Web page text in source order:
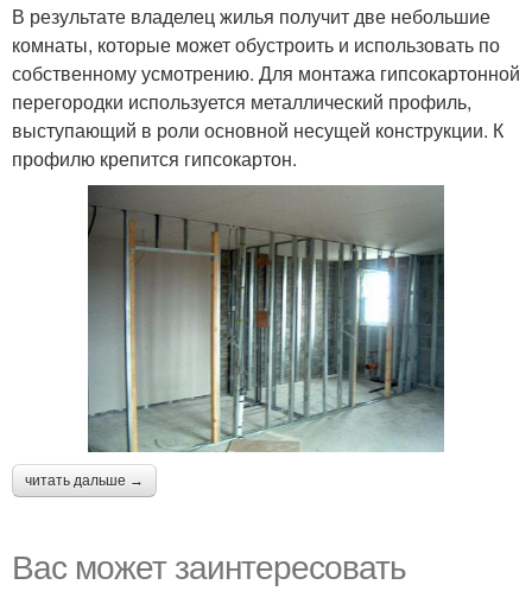
В результате владелец жилья получит две небольшие
комнаты, которые может обустроить и использовать по
собственному усмотрению. Для монтажа гипсокартонной
перегородки используется металлический профиль,
выступающий в роли основной несущей конструкции. К
профилю крепится гипсокартон.
читать дальше →
Вас может заинтересовать